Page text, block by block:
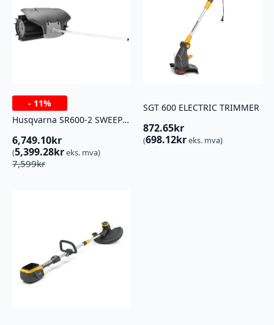
- 11%
Husqvarna SR600-2 SWEEPER
7,599kr
Opprinnelig
pris
6,749.10kr
Nåværende
pris
(5,399.28kreks. mva)
SGT 600 ELECTRIC TRIMMER
872.65kr
(698.12kreks. mva)